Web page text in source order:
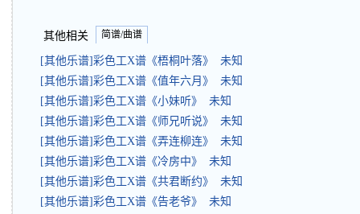
其他相关 简谱/曲谱
[其他乐谱]彩色工X谱《梧桐叶落》 未知
[其他乐谱]彩色工X谱《值年六月》 未知
[其他乐谱]彩色工X谱《小妹听》 未知
[其他乐谱]彩色工X谱《师兄听说》 未知
[其他乐谱]彩色工X谱《弄连柳连》 未知
[其他乐谱]彩色工X谱《冷房中》 未知
[其他乐谱]彩色工X谱《共君断约》 未知
[其他乐谱]彩色工X谱《告老爷》 未知